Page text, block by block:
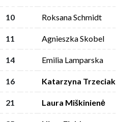
10 Roksana Schmidt
11 Agnieszka Skobel
14 Emilia Lamparska
16 Katarzyna Trzeciak
21 Laura Miškinienė
10 Roksana Schmidt
11 Agnieszka Skobel
14 Emilia Lamparska
16 Katarzyna Trzeciak
21 Laura Miškinienė